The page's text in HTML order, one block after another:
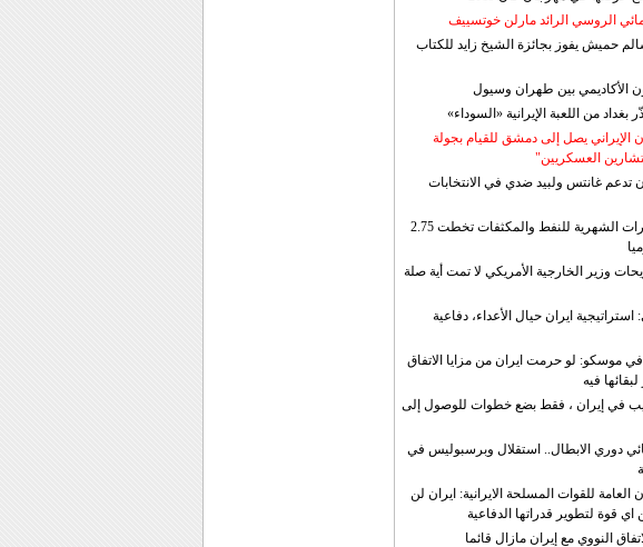
الروسي الرائد مارلن خوتسييف
حميش يفوز بجائزة الشيخ زايد للكتاب
الأكاديمي بين طهران وسيول
من اللعبة الإيرانية «السوداء»
الإيراني يصل إلى دمشق للقيام بجولة
العسكريين"
تدعم غانتس ولبيد ضدي في الانتخابات
إيران: الصادرات الشهریة للنفط والمكثفات تخطت 2.75
وزير الخارجية الأمريكي لا تمت أية صلة
استراتيجية ايران حيال الأعداء، دفاعية
موسكو: لو حرمت ايران من مزايا الاتفاق
فيه
في إيران ، فقط بضع خطوات للوصول إلى
دوري الابطال.. استقلال وبرسبوليس في
العامة للقوات المسلحة الايرانية: ايران لن
قوة لتطوير قدراتها الدفاعية
النووي مع إيران مازال قائما